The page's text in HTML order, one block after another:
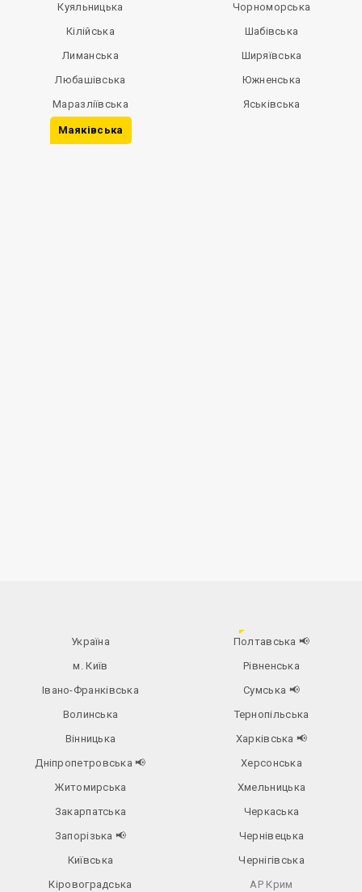
Куяльницька
Кілійська
Лиманська
Любашівська
Маразліївська
Маяківська
Чорноморська
Шабівська
Ширяївська
Южненська
Яськівська
Україна
м. Київ
Івано-Франківська
Волинська
Вінницька
Дніпропетровська📢
Житомирська
Закарпатська
Запорізька 📢
Київська
Кіровоградська
Полтавська 📢
Рівненська
Сумська 📢
Тернопільська
Харківська 📢
Херсонська
Хмельницька
Черкаська
Чернівецька
Чернігівська
АР Крим